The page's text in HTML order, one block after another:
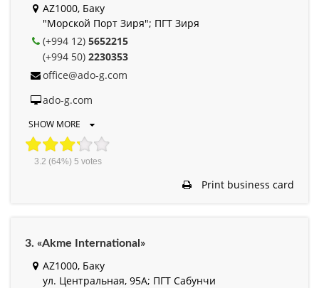
AZ1000, Баку
"Морской Порт Зиря"; ПГТ Зиря
(+994 12) 5652215
(+994 50) 2230353
office@ado-g.com
ado-g.com
SHOW MORE
3.2 (64%) 5 votes
Print business card
3. «Akme International»
AZ1000, Баку
ул. Центральная, 95А; ПГТ Сабунчи